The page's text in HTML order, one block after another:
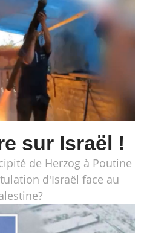
sur Israël !
de Herzog à Poutine
d'Israël face au